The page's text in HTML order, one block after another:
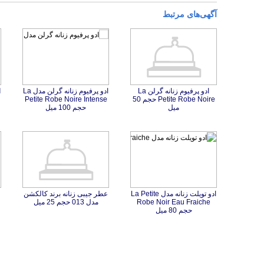
آگهی‌های مرتبط
ادو پرفیوم زنانه گرلن La
Petite Robe Noire حجم 50
میل
ادو پرفیوم زنانه گرلن مدل La
Petite Robe Noire Intense
حجم 100 میل
ادو تویلت زنانه مدل La Petite
Robe Noir Eau Fraiche
حجم 80 میل
عطر جیبی زنانه برند کالکشن
مدل 013 حجم 25 میل